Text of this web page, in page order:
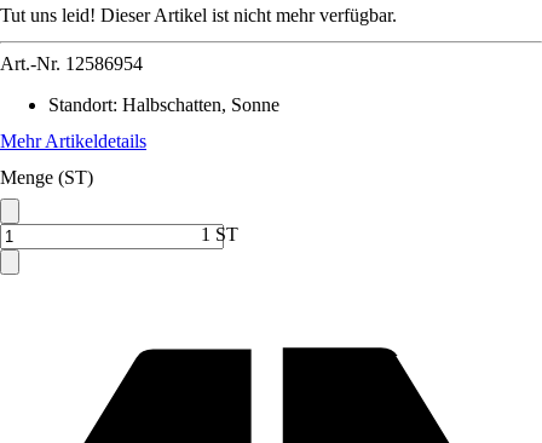
Tut uns leid! Dieser Artikel ist nicht mehr verfügbar.
Art.-Nr. 12586954
Standort: Halbschatten, Sonne
Mehr Artikeldetails
Menge (ST)
1 ST